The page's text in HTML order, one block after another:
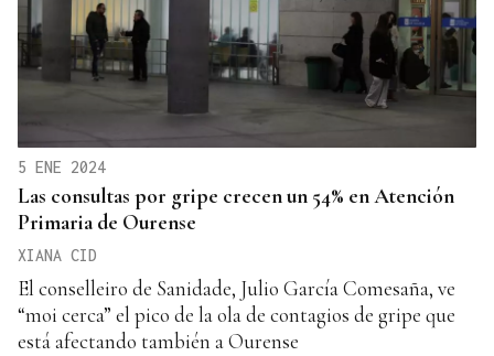
5 ENE 2024
Las consultas por gripe crecen un 54% en Atención
Primaria de Ourense
XIANA CID
El conselleiro de Sanidade, Julio García Comesaña, ve
“moi cerca” el pico de la ola de contagios de gripe que
está afectando también a Ourense